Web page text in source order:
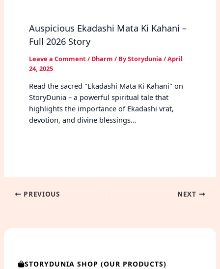
Auspicious Ekadashi Mata Ki Kahani –
Full 2026 Story
Leave a Comment / Dharm / ByStorydunia /April
24, 2025
Read the sacred "Ekadashi Mata Ki Kahani" on
StoryDunia – a powerful spiritual tale that
highlights the importance of Ekadashi vrat,
devotion, and divine blessings…
PREVIOUS NEXT
STORYDUNIA SHOP (OUR PRODUCTS)